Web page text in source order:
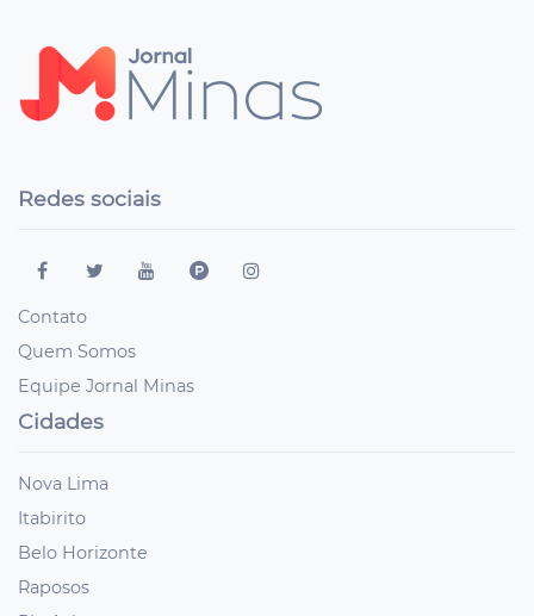
Redes sociais
Contato
Quem Somos
Equipe Jornal Minas
Cidades
Nova Lima
Itabirito
Belo Horizonte
Raposos